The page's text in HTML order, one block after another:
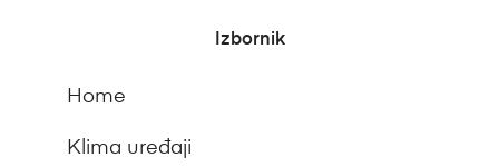
Izbornik
Home
Klima uređaji